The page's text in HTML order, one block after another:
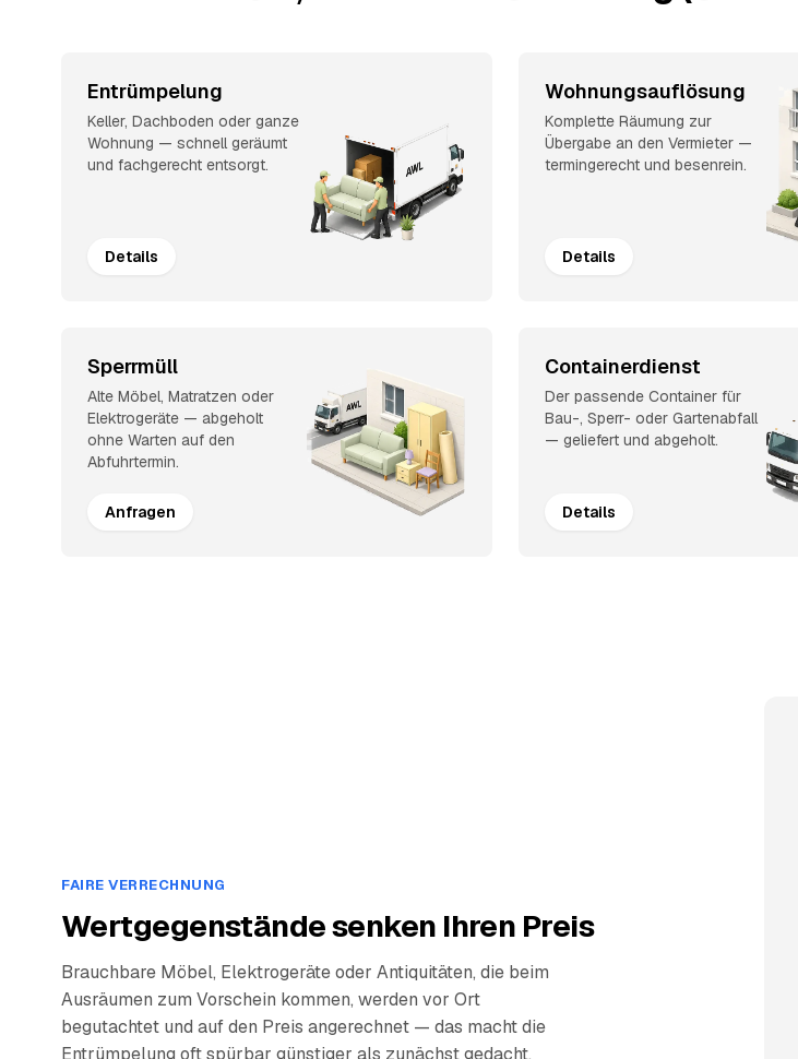
Entrümpelung
Keller, Dachboden oder ganze
Wohnung — schnell geräumt
und fachgerecht entsorgt.
Details
Wohnungsauflösung
Komplette Räumung zur
Übergabe an den Vermieter —
termingerecht und besenrein.
Details
Sperrmüll
Alte Möbel, Matratzen oder
Elektrogeräte — abgeholt
ohne Warten auf den
Abfuhrtermin.
Anfragen
Containerdienst
Der passende Container für
Bau-, Sperr- oder Gartenabfall
— geliefert und abgeholt.
Details
FAIRE VERRECHNUNG
Wertgegenstände senken Ihren Preis
Brauchbare Möbel, Elektrogeräte oder Antiquitäten, die beim
Ausräumen zum Vorschein kommen, werden vor Ort
begutachtet und auf den Preis angerechnet — das macht die
Entrümpelung oft spürbar günstiger als zunächst gedacht.